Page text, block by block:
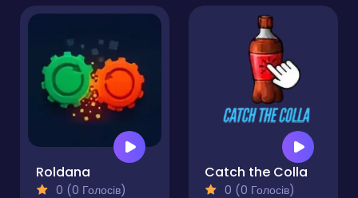
Roldana
0 (0 Голосів)
Catch the Colla
0 (0 Голосів)